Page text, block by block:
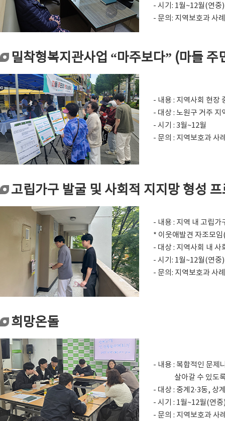
- 시기: 1월~12월(연중)
- 문의: 지역보호과 사
밀착형복지관사업 “마주보다” (마들 주
- 내용 : 지역사회 현장
- 대상 : 노원구 거주 지
- 시기 : 3월~12월
- 문의 : 지역보호과
고립가구 발굴 및 사회적 지지망 형성
- 내용 : 지역 내 고립
* 이웃애발견 자조모
- 대상 : 지역사회 내 사
- 시기: 1월~12월(연중)
- 문의: 지역보호과 사
희망온돌
- 내용 : 복합적인 문제
살아갈 수 있도록
- 대상 : 중계2·3동, 상
- 시기 : 1월~12월(연중
- 문의 : 지역보호과